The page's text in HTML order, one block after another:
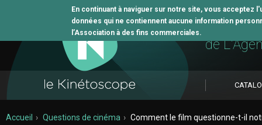
En continuant à naviguer sur notre site, vous
données qui ne contiennent aucune information
l’Association à des fins commerciales. L'outil
de
Accueil Questions de cinéma Comment le film questionne-t-il